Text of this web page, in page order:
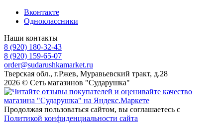
Вконтакте
Одноклассники
Наши контакты
8 (920) 180-32-43
8 (920) 159-65-07
order@sudarushkamarket.ru
Тверская обл., г.Ржев, Муравьевский тракт, д.28
2026 © Сеть магазинов "Сударушка"
Продолжая пользоваться сайтом, вы соглашаетесь с
Политикой конфиденциальности сайта